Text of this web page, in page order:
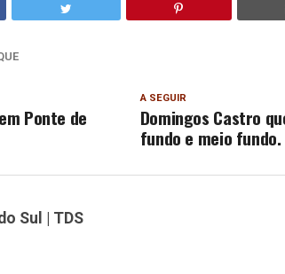
A SEGUIR
Domingos Castro
fundo e meio fundo.
Ponte de
Sul | TDS